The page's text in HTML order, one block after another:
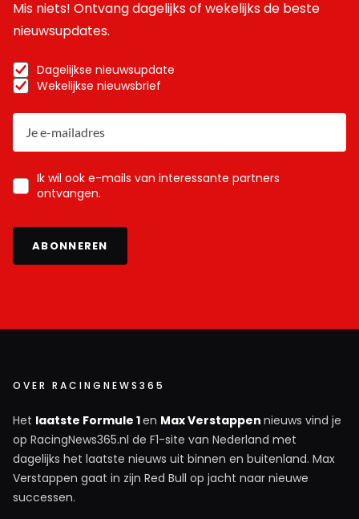
Mis niets! Ontvang dagelijks of wekelijks de beste
nieuwsupdates.
Dagelijkse nieuwsupdate
Wekelijkse nieuwsbrief
Ik wil ook e-mails van interessante partners
ontvangen.
ABONNEREN
OVER RACINGNEWS365
Het laatste Formule 1en Max Verstappen nieuws vind je
op RacingNews365.nl de F1-site van Nederland met
dagelijks het laatste nieuws uit binnen en buitenland. Max
Verstappen gaat in zijn Red Bull op jacht naar nieuwe
successen.